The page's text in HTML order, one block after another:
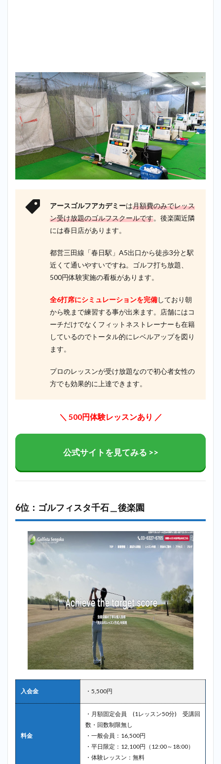
アースゴルフアカデミーは月額費のみでレッス
ン受け放題のゴルフスクールです。後楽園近隣
には春日店があります。
都営三田線「春日駅」A5出口から徒歩3分と駅
近くて通いやすいですね。ゴルフ打ち放題、
500円体験実施の看板があります。
全6打席にシミュレーションを完備しており朝
から晩まで練習する事が出来ます。店舗にはコ
ーチだけでなくフィットネストレーナーも在籍
しているのでトータル的にレベルアップを図り
ます。
プロのレッスンが受け放題なので初心者女性の
方でも効果的に上達できます。
＼ 500円体験レッスンあり ／
公式サイトを見てみる >>
6位：ゴルフィスタ千石＿後楽園
入会金 ・5,500円
料金
・月額固定会員 (1レッスン50分) 受講回
数・回数制限無し
・一般会員：16,500円
・平日限定：12,100円（12:00～18:00）
・体験レッスン：無料